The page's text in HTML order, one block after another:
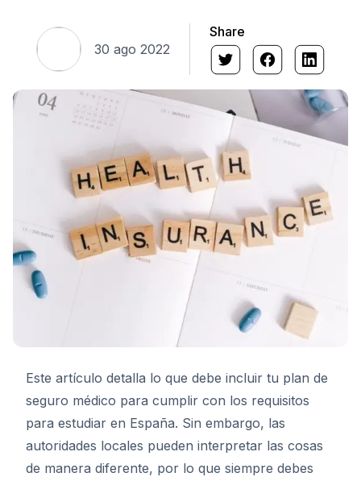
30 ago 2022
Share
Este artículo detalla lo que debe incluir tu plan de
seguro médico para cumplir con los requisitos
para estudiar en España. Sin embargo, las
autoridades locales pueden interpretar las cosas
de manera diferente, por lo que siempre debes